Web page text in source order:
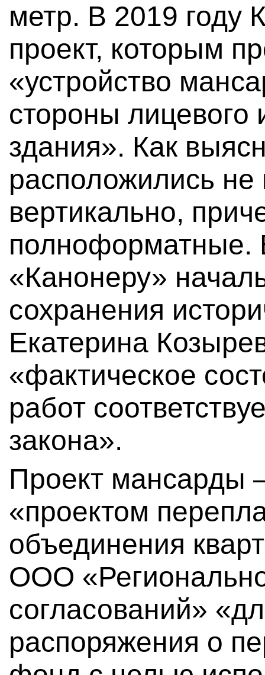
метр. В 2019
проект, которым
«устройство
стороны лицевого
здания». Как
расположились не
вертикально,
полноформатные.
«Канонеру»
сохранения
Екатерина
«фактическое
работ
закона».
Проект мансарды
«проектом
объединения
ООО
согласований»
распоряжения о